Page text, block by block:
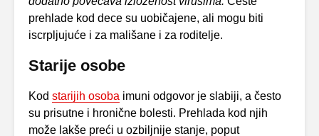
prehlade kod dece su uobičajene, ali mogu biti
iscrpljujuće i za mališane i za roditelje.
Starije osobe
Kod starijih osoba imuni odgovor je slabiji, a često
su prisutne i hronične bolesti. Prehlada kod njih
može lakše preći u ozbiljnije stanje, poput